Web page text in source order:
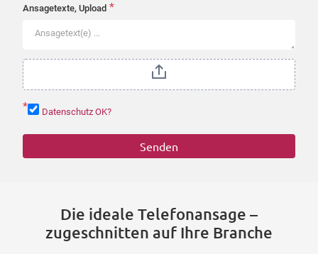
Ansagetexte, Upload *
* Datenschutz OK?
Senden
Die ideale Telefonansage –
zugeschnitten auf Ihre Branche